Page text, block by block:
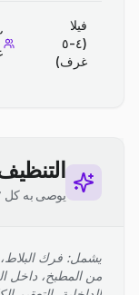
فيلا
(٤-٥
غرف)
يوصى به كل ٢-٣ أشهر
يشمل: فرك البلاط،
من المطبخ، داخل